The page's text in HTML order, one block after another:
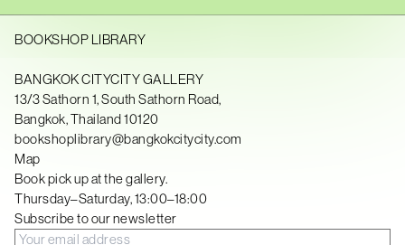
BOOKSHOP LIBRARY
BANGKOK CITYCITY GALLERY
13/3 Sathorn 1, South Sathorn Road,
Bangkok, Thailand 10120
bookshoplibrary@bangkokcitycity.com
Map
Book pick up at the gallery.
Thursday–Saturday, 13:00–18:00
Subscribe to our newsletter